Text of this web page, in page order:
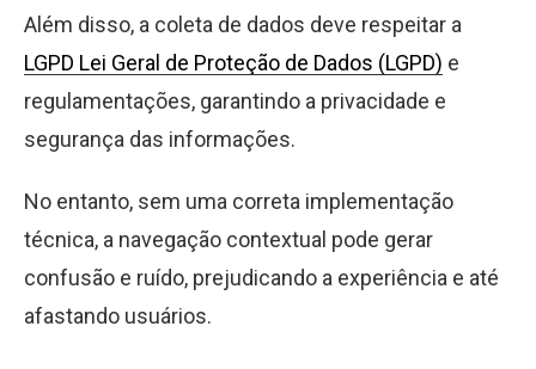
Além disso, a coleta de dados deve respeitar a
LGPD Lei Geral de Proteção de Dados (LGPD) e
regulamentações, garantindo a privacidade e
segurança das informações.
No entanto, sem uma correta implementação
técnica, a navegação contextual pode gerar
confusão e ruído, prejudicando a experiência e até
afastando usuários.